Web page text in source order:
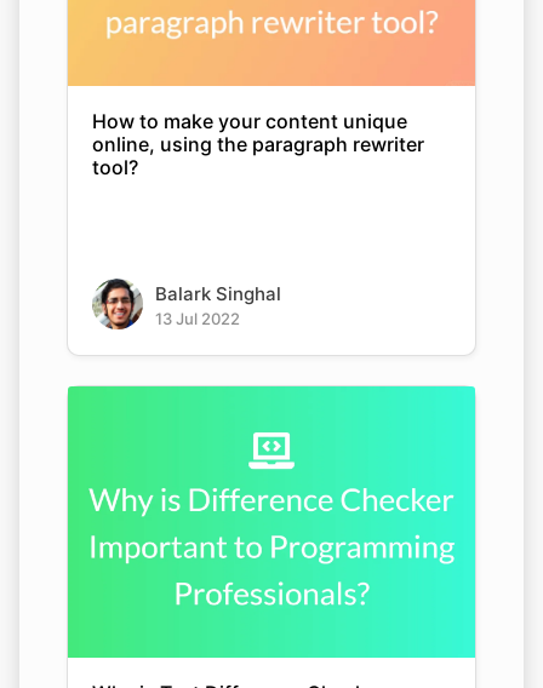
How to make your content unique
online, using the paragraph rewriter
tool?
Balark Singhal
13 Jul 2022